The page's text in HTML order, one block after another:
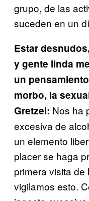
grupo, de las
suceden en un
Estar
y gente linda
un
morbo, la
Gretzel: Nos ha
excesiva de
un elemento
placer se haga
primera visita
vigilamos esto.